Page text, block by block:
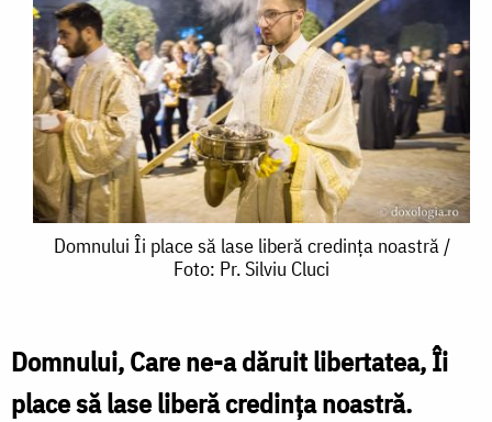
Domnului
să
lase
Domnului Îi place să lase liberă credința noastră /
Foto: Pr. Silviu Cluci
Domnului, Care ne-a dăruit libertatea, Îi
place să lase liberă credința noastră.